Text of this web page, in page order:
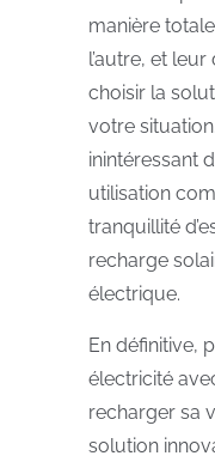
manière
l’autre, et
choisir la
votre
inintéressant
utilisation
tranquillité
recharge
électrique.
En définitive,
électricité
recharger sa
solution